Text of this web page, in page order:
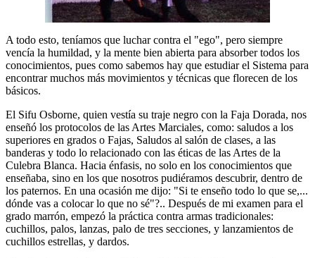
A todo esto, teníamos que luchar contra el "ego", pero siempre
vencía la humildad, y la mente bien abierta para absorber todos los
conocimientos, pues como sabemos hay que estudiar el Sistema para
encontrar muchos más movimientos y técnicas que florecen de los
básicos.
El Sifu Osborne, quien vestía su traje negro con la Faja Dorada, nos
enseñó los protocolos de las Artes Marciales, como: saludos a los
superiores en grados o Fajas, Saludos al salón de clases, a las
banderas y todo lo relacionado con las éticas de las Artes de la
Culebra Blanca. Hacia énfasis, no solo en los conocimientos que
enseñaba, sino en los que nosotros pudiéramos descubrir, dentro de
los paternos. En una ocasión me dijo: "Si te enseño todo lo que se,...
dónde vas a colocar lo que no sé"?.. Después de mi examen para el
grado marrón, empezó la práctica contra armas tradicionales:
cuchillos, palos, lanzas, palo de tres secciones, y lanzamientos de
cuchillos estrellas, y dardos.